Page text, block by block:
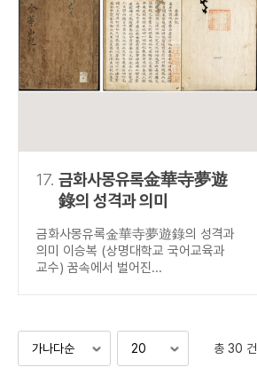
17. 금화사몽유록金華寺夢遊
錄의 성격과 의미
금화사몽유록金華寺夢遊錄의 성격과
의미 이승복 (상명대학교 국어교육과
교수) 꿈속에서 벌어진...
총 30 건